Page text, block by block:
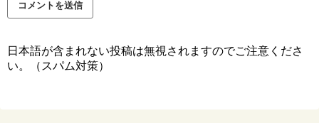
日本語が含まれない投稿は無視されますのでご注意くださ
い。（スパム対策）